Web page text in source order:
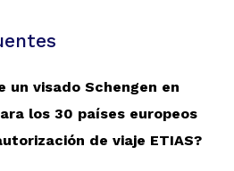
un visado Schengen en
los 30 países europeos
de viaje ETIAS?